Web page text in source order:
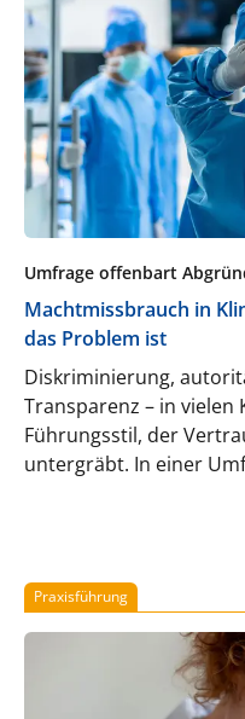
Umfrage offenbart
Machtmissbrauch in
das Problem ist
Diskriminierung,
Transparenz – in vielen
Führungsstil, der
untergräbt. In einer
Praxisführung